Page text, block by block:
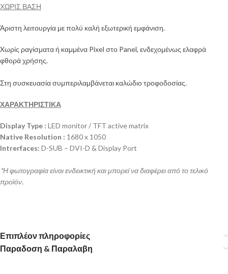
ΧΩΡΙΣ ΒΑΣΗ
Άριστη λειτουργία με πολύ καλή εξωτερική εμφάνιση.
Xωρίς ραγίσματα ή καμμένα Pixel στο Panel, ενδεχομένως ελαφρά
φθορά χρήσης.
Στη συσκευασία συμπεριλαμβάνεται καλώδιο τροφοδοσίας.
ΧΑΡΑΚΤΗΡΙΣΤΙΚΑ
Display Type : LED monitor / TFT active matrix
Native Resolution : 1680 x 1050
Intrerfaces: D-SUB – DVI-D & Display Port
*Η φωτογραφία είναι ενδεικτική και μπορεί να διαφέρει από το τελικό
προϊόν.
Επιπλέον πληροφορίες
Παραδοση & Παραλαβη